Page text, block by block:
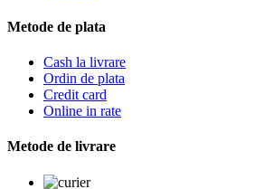
Metode de plata
Cash la livrare
Ordin de plata
Credit card
Online in rate
Metode de livrare